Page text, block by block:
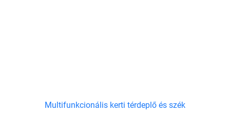
Multifunkcionális kerti térdeplő és szék